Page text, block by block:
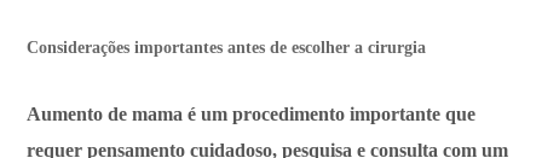
Considerações importantes antes de escolher a cirurgia
Aumento de mama é um procedimento importante que
requer pensamento cuidadoso, pesquisa e consulta com um